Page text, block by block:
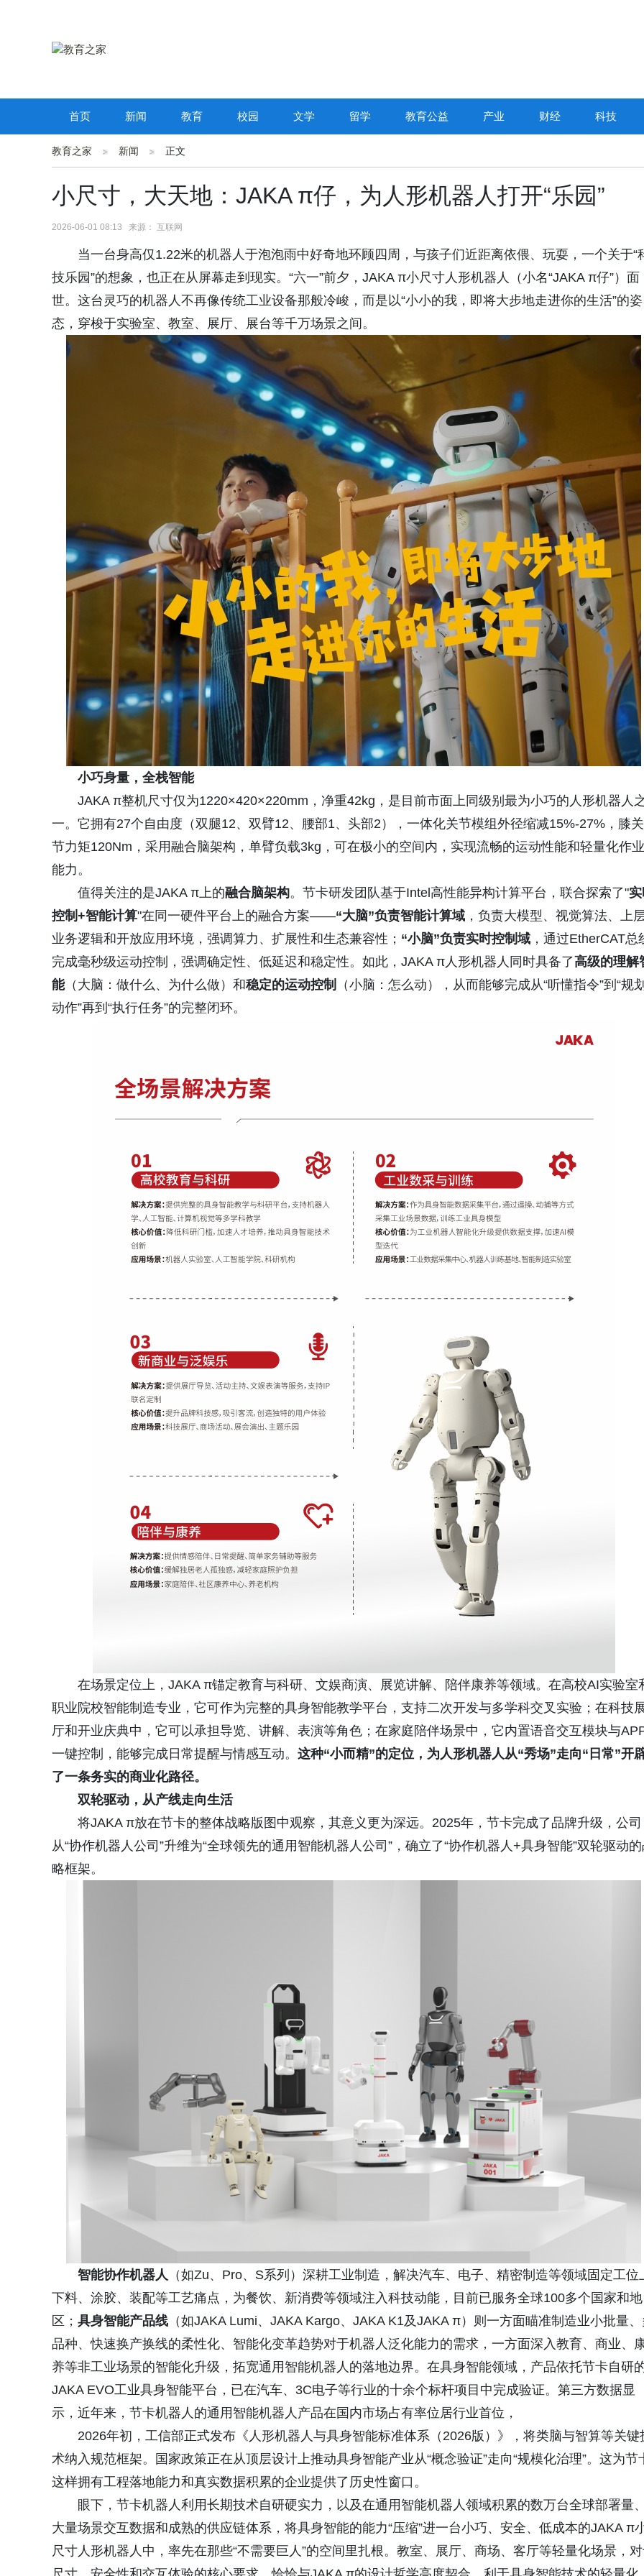
首页 新闻 教育 校园 文学 留学 教育公益 产业 财经 科技
教育之家 新闻 正文
小尺寸，大天地：JAKA π仔，为人形机器人打开“乐园”
2026-06-01 08:13 来源： 互联网
当一台身高仅1.22米的机器人于泡泡雨中好奇地环顾四周，与孩子们近距离依偎、玩耍，一个关于“
技乐园”的想象，也正在从屏幕走到现实。“六一”前夕，JAKA π小尺寸人形机器人（小名“JAKA π仔”）面
世。这台灵巧的机器人不再像传统工业设备那般冷峻，而是以“小小的我，即将大步地走进你的生活”的姿
态，穿梭于实验室、教室、展厅、展台等千万场景之间。
小巧身量，全栈智能
JAKA π整机尺寸仅为1220×420×220mm，净重42kg，是目前市面上同级别最为小巧的人形机器人之
一。它拥有27个自由度（双腿12、双臂12、腰部1、头部2），一体化关节模组外径缩减15%-27%，膝关
节力矩120Nm，采用融合脑架构，单臂负载3kg，可在极小的空间内，实现流畅的运动性能和轻量化作业
能力。
值得关注的是JAKA π上的融合脑架构。节卡研发团队基于Intel高性能异构计算平台，联合探索了"
控制+智能计算"在同一硬件平台上的融合方案——“大脑”负责智能计算域 ，负责大模型、视觉算法、上
业务逻辑和开放应用环境，强调算力、扩展性和生态兼容性； “小脑”负责实时控制域 ，通过EtherCAT总
完成毫秒级运动控制，强调确定性、低延迟和稳定性。如此，JAKA π人形机器人同时具备了高级的理解
能（大脑：做什么、为什么做）和稳定的运动控制
（小脑：怎么动），从而能够完成从“听懂指令”到“规划
动作”再到“执行任务”的完整闭环。
在场景定位上，JAKA π锚定教育与科研、文娱商演、展览讲解、陪伴康养等领域。在高校AI实验室
职业院校智能制造专业，它可作为完整的具身智能教学平台，支持二次开发与多学科交叉实验；在科技
厅和开业庆典中，它可以承担导览、讲解、表演等角色；在家庭陪伴场景中，它内置语音交互模块与
一键控制，能够完成日常提醒与情感互动。 这种“小而精”的定位，为人形机器人从“秀场”走向“日常”开
了一条务实的商业化路径。
双轮驱动，从产线走向生活
将JAKA π放在节卡的整体战略版图中观察，其意义更为深远。2025年，节卡完成了品牌升级，公司
从“协作机器人公司”升维为“全球领先的通用智能机器人公司”，确立了“协作机器人+具身智能”双轮驱动
略框架。
智能协作机器人 （如Zu、Pro、S系列）深耕工业制造，解决汽车、电子、精密制造等领域固定工位
下料、涂胶、装配等工艺痛点，为餐饮、新消费等领域注入科技动能，目前已服务全球100多个国家和地
区； 具身智能产品线 （如JAKA Lumi、JAKA Kargo、JAKA K1及JAKA π）则一方面瞄准制造业小批量、
品种、快速换产换线的柔性化、智能化变革趋势对于机器人泛化能力的需求，一方面深入教育、商业、
养等非工业场景的智能化升级，拓宽通用智能机器人的落地边界。在具身智能领域，产品依托节卡自研
JAKA EVO工业具身智能平台，已在汽车、3C电子等行业的十余个标杆项目中完成验证。第三方数据显
示，近年来，节卡机器人的通用智能机器人产品在国内市场占有率位居行业首位，
2026年初，工信部正式发布《人形机器人与具身智能标准体系（2026版）》，将类脑与智算等关键
术纳入规范框架。国家政策正在从顶层设计上推动具身智能产业从“概念验证”走向“规模化治理”。这为节
这样拥有工程落地能力和真实数据积累的企业提供了历史性窗口。
眼下，节卡机器人利用长期技术自研硬实力，以及在通用智能机器人领域积累的数万台全球部署量、
大量场景交互数据和成熟的供应链体系，将具身智能的能力“压缩”进一台小巧、安全、低成本的JAKA π
尺寸人形机器人中，率先在那些“不需要巨人”的空间里扎根。教室、展厅、商场、客厅等轻量化场景，